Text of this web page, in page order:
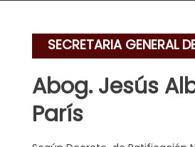
en la Policía de Carabobo
SECRETARIA GENERAL
Abog. Jesús
París